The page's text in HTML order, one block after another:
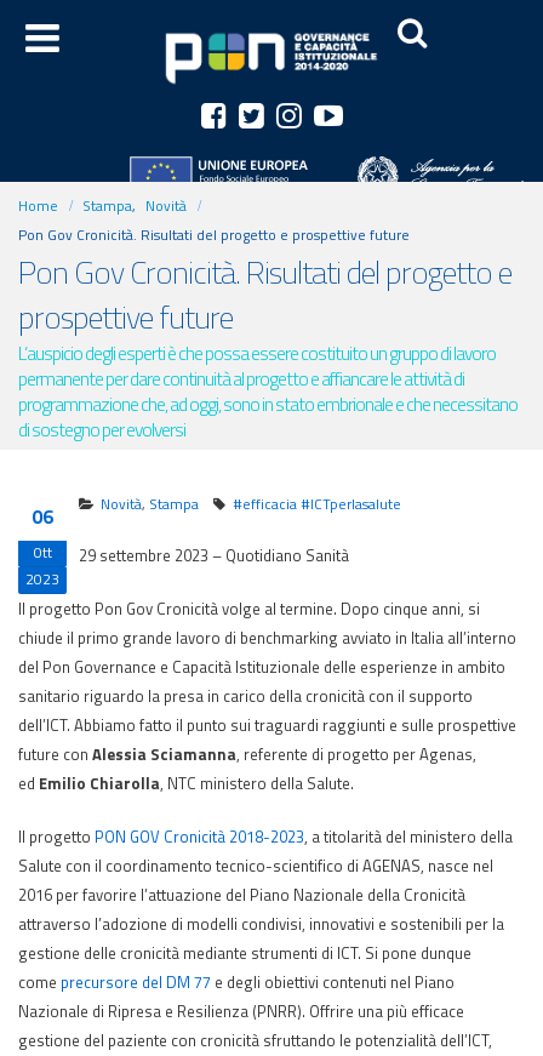
Home Stampa, Novità
Pon Gov Cronicità. Risultati del progetto e prospettive future
Pon Gov Cronicità. Risultati del progetto e
prospettive future
L’auspicio degli esperti è che possa essere costituito un gruppo di lavoro
permanente per dare continuità al progetto e affiancare le attività di
programmazione che, ad oggi, sono in stato embrionale e che necessitano
di sostegno per evolversi
06
Ott
2023
Novità, Stampa #efficacia #ICTperlasalute
29 settembre 2023 – Quotidiano Sanità
Il progetto Pon Gov Cronicità volge al termine. Dopo cinque anni, si
chiude il primo grande lavoro di benchmarking avviato in Italia all’interno
del Pon Governance e Capacità Istituzionale delle esperienze in ambito
sanitario riguardo la presa in carico della cronicità con il supporto
dell’ICT. Abbiamo fatto il punto sui traguardi raggiunti e sulle prospettive
future con Alessia Sciamanna, referente di progetto per Agenas,
ed Emilio Chiarolla, NTC ministero della Salute.
Il progetto PON GOV Cronicità 2018-2023, a titolarità del ministero della
Salute con il coordinamento tecnico-scientifico di AGENAS, nasce nel
2016 per favorire l’attuazione del Piano Nazionale della Cronicità
attraverso l’adozione di modelli condivisi, innovativi e sostenibili per la
gestione delle cronicità mediante strumenti di ICT. Si pone dunque
come precursore del DM 77 e degli obiettivi contenuti nel Piano
Nazionale di Ripresa e Resilienza (PNRR). Offrire una più efficace
gestione del paziente con cronicità sfruttando le potenzialità dell’ICT,